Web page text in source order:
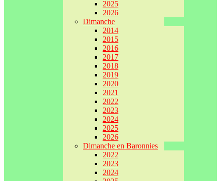
2025
2026
Dimanche
2014
2015
2016
2017
2018
2019
2020
2021
2022
2023
2024
2025
2026
Dimanche en Baronnies
2022
2023
2024